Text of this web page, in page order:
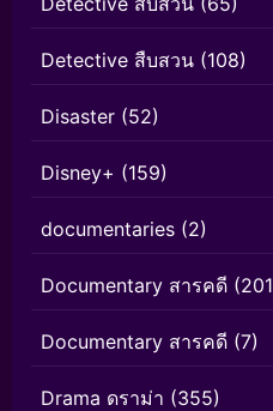
Detective สืบสวน (108)
Disaster (52)
Disney+ (159)
documentaries (2)
Documentary สารคดี
Documentary สารคดี (7)
Drama ดราม่า (355)